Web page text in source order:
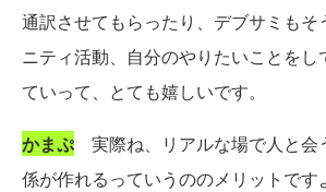
通訳させてもらったり、デブサミもそ
ニティ活動、自分のやりたいことをし
ていって、とても嬉しいです。
かまぷ実際ね、リアルな場で人と会
係が作れるっていうののメリットです